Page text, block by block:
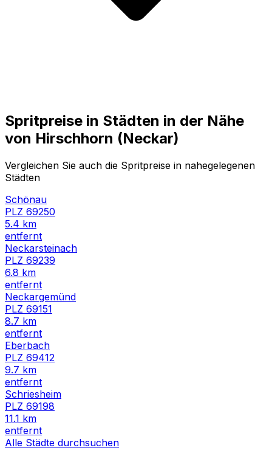
Spritpreise in Städten in der Nähe
von Hirschhorn (Neckar)
Vergleichen Sie auch die Spritpreise in nahegelegenen
Städten
Schönau
PLZ 69250
5.4 km
entfernt
Neckarsteinach
PLZ 69239
6.8 km
entfernt
Neckargemünd
PLZ 69151
8.7 km
entfernt
Eberbach
PLZ 69412
9.7 km
entfernt
Schriesheim
PLZ 69198
11.1 km
entfernt
Alle Städte durchsuchen